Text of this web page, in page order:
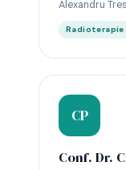
Alexandru
CP
Conf. Dr.